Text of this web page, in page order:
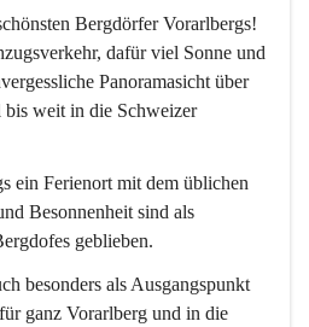
Bergdörfer Vorarlbergs!
dafür viel Sonne und
Panoramasicht über
bis weit in die Schweizer
ein Ferienort mit dem üblichen
Besonnenheit sind als
geblieben.
besonders als Ausgangspunkt
ganz Vorarlberg und in die